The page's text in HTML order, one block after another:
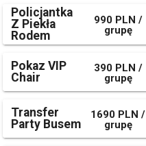
Policjantka
Z Piekła
Rodem
990 PLN /
grupę
Pokaz VIP
Chair
390 PLN /
grupę
Transfer
Party Busem
1690 PLN /
grupę